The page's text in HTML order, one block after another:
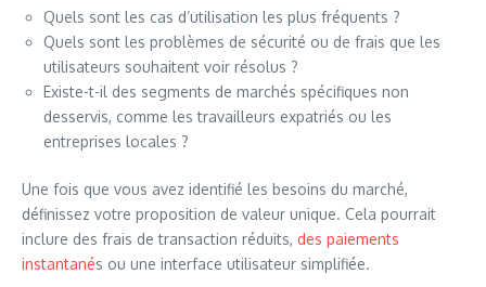
Quels sont les cas d’utilisation les plus fréquents ?
Quels sont les problèmes de sécurité ou de frais que les
utilisateurs souhaitent voir résolus ?
Existe-t-il des segments de marchés spécifiques non
desservis, comme les travailleurs expatriés ou les
entreprises locales ?
Une fois que vous avez identifié les besoins du marché,
définissez votre proposition de valeur unique. Cela pourrait
inclure des frais de transaction réduits, des paiements
instantanés ou une interface utilisateur simplifiée.